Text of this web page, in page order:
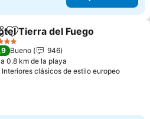
Agregar a favoritos
Tierra del Fuego
Bueno
946
a 0.8 km de la playa
Interiores clásicos de estilo europeoVer